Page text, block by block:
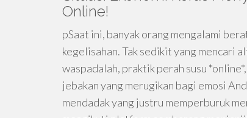
Online!
pSaat ini, banyak orang mengalami
kegelisahan. Tak sedikit yang mencari
waspadalah, praktik perah susu
jebakan yang merugikan bagi emosi
mendadak yang justru memperburuk